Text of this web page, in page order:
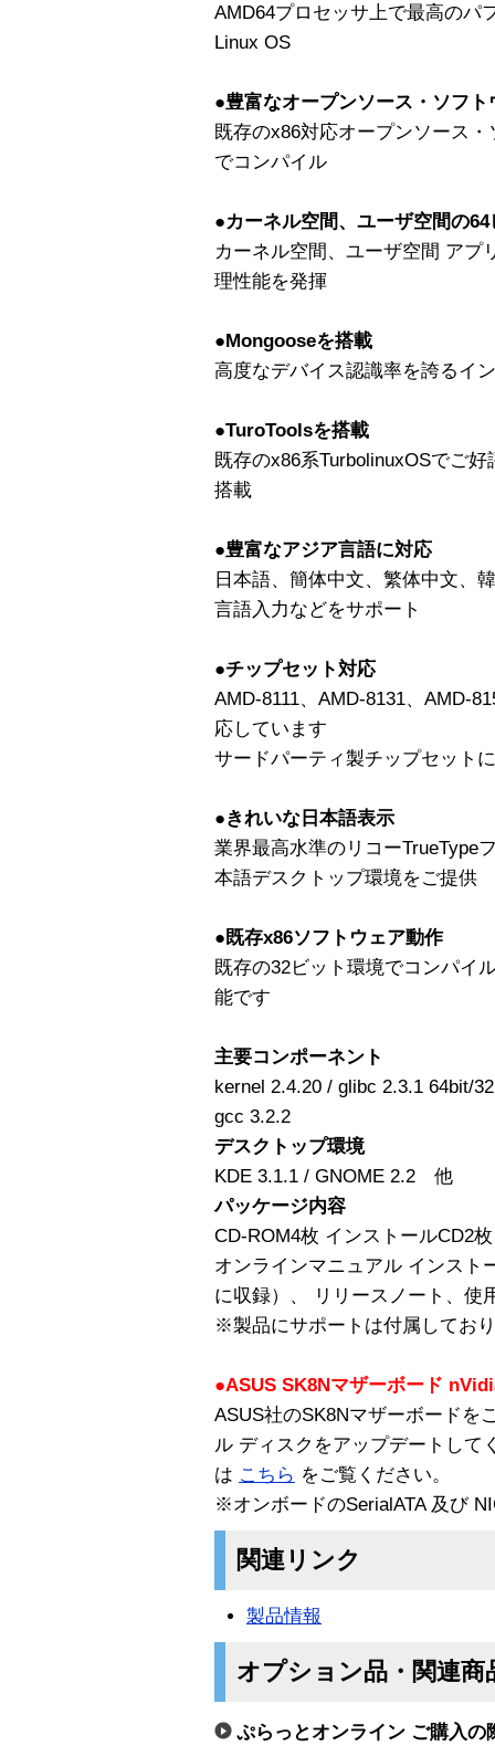
AMD64プロセッサ上で最高のパ
Linux OS
●豊富なオープンソース・ソフト
既存のx86対応オープンソース
でコンパイル
●カーネル空間、ユーザ空間の64
カーネル空間、ユーザ空間 アプ
理性能を発揮
●Mongooseを搭載
高度なデバイス認識率を誇るイ
●TuroToolsを搭載
既存のx86系TurbolinuxOSでご
搭載
●豊富なアジア言語に対応
日本語、簡体中文、繁体中文、
言語入力などをサポート
●チップセット対応
AMD-8111、AMD-8131、AMD-
応しています
サードパーティ製チップセット
●きれいな日本語表示
業界最高水準のリコーTrueType
本語デスクトップ環境をご提供
●既存x86ソフトウェア動作
既存の32ビット環境でコンパイ
能です
主要コンポーネント
kernel 2.4.20 / glibc 2.3.1 64bit/
gcc 3.2.2
デスクトップ環境
KDE 3.1.1 / GNOME 2.2 他
パッケージ内容
CD-ROM4枚 インストールCD2
オンラインマニュアル インスト
に収録）、 リリースノート、使
※製品にサポートは付属してお
●ASUS SK8Nマザーボード
ASUS社のSK8Nマザーボードを
ル ディスクをアップデートして
は こちら をご覧ください。
※オンボードのSerialATA 及び
関連リンク
製品情報
オプション品・関連商
ぷらっとオンライン ご購入の